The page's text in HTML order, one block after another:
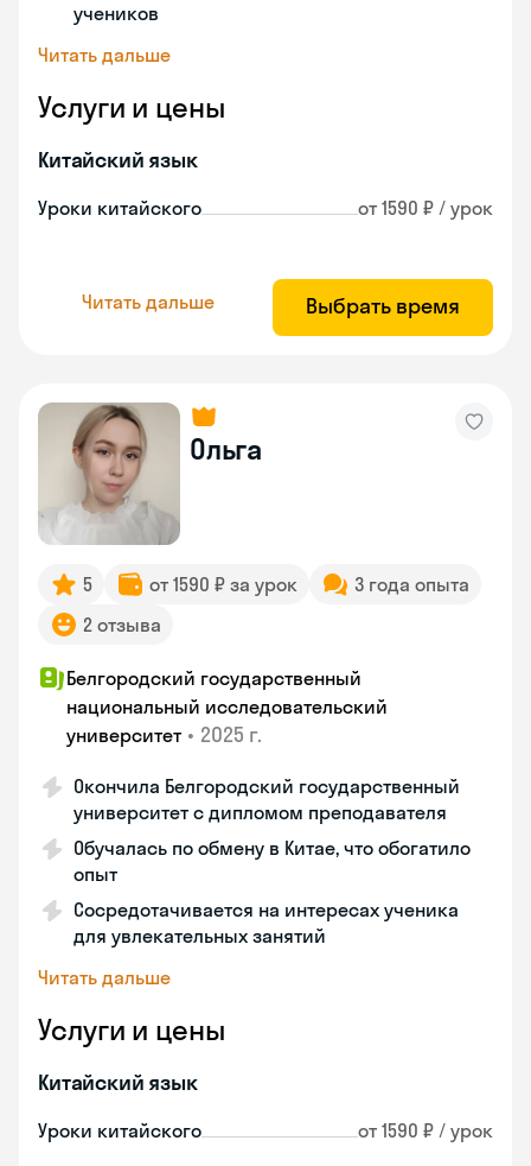
учеников
Читать дальше
Услуги и цены
Китайский язык
Уроки китайского от 1590 ₽ / урок
Читать дальше Выбрать время
Ольга
5 от 1590 ₽ за урок
3 года опыта
2 отзыва
Белгородский государственный
национальный исследовательский
университет • 2025 г.
Окончила Белгородский государственный
университет с дипломом преподавателя
Обучалась по обмену в Китае, что обогатило
опыт
Сосредотачивается на интересах ученика
для увлекательных занятий
Читать дальше
Услуги и цены
Китайский язык
Уроки китайского от 1590 ₽ / урок